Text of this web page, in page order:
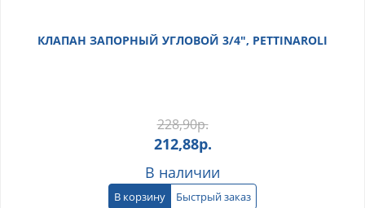
КЛАПАН ЗАПОРНЫЙ УГЛОВОЙ 3/4", PETTINAROLI
228,90р.
212,88р.
В наличии
В корзину Быстрый заказ